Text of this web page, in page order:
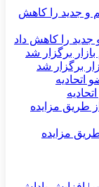
را کاهش داد
برگزار شد
مزایده